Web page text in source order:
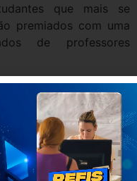
que mais se
premiados com uma
de professores